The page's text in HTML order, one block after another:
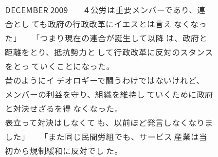
DECEMBER 2009 4 公労は重要メンバーであり、連
合とし ても政府の行政改革にイエスとは言え なくなっ
た」 「つまり現在の連合が誕生して以降 は、政府と
距離をとり、抵抗勢力と して行政改革に反対のスタンス
をとっ ていくことになった。
昔のようにイ デオロギーで闘うわけではないけれど、
メンバーの利益を守り、組織を維持し ていくために政府
と対決せざるを得 なくなった。
表立って対決はしなくて も、以前ほど発言しなくなりま
した」 「また同じ民間労組でも、サービス 産業は当
初から規制緩和に反対でし た。